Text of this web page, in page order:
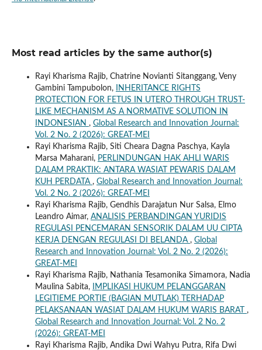
Most read articles by the same author(s)
Rayi Kharisma Rajib, Chatrine Novianti Sitanggang, Veny
Gambini Tampubolon,
INHERITANCE RIGHTS
PROTECTION FOR FETUS IN UTERO THROUGH TRUST-
LIKE MECHANISM AS A NORMATIVE SOLUTION IN
INDONESIAN , Global Research and Innovation Journal:
Vol. 2 No. 2 (2026): GREAT-MEI
Rayi Kharisma Rajib, Siti Cheara Dagna Paschya, Kayla
Marsa Maharani, PERLINDUNGAN HAK AHLI WARIS
DALAM PRAKTIK: ANTARA WASIAT PEWARIS DALAM
KUH PERDATA , Global Research and Innovation Journal:
Vol. 2 No. 2 (2026): GREAT-MEI
Rayi Kharisma Rajib, Gendhis Darajatun Nur Salsa, Elmo
Leandro Aimar, ANALISIS PERBANDINGAN YURIDIS
REGULASI PENCEMARAN SENSORIK DALAM UU CIPTA
KERJA DENGAN REGULASI DI BELANDA , Global
Research and Innovation Journal: Vol. 2 No. 2 (2026):
GREAT-MEI
Rayi Kharisma Rajib, Nathania Tesamonika Simamora, Nadia
Maulina Sabita,
IMPLIKASI HUKUM PELANGGARAN
LEGITIEME PORTIE (BAGIAN MUTLAK) TERHADAP
PELAKSANAAN WASIAT DALAM HUKUM WARIS BARAT ,
Global Research and Innovation Journal: Vol. 2 No. 2
(2026): GREAT-MEI
Rayi Kharisma Rajib, Andika Dwi Wahyu Putra, Rifa Dwi